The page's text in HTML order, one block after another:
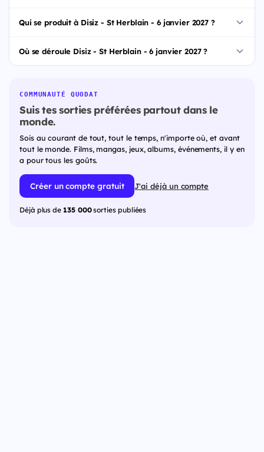
Qui se produit à Disiz - St Herblain - 6 janvier 2027 ?
Où se déroule Disiz - St Herblain - 6 janvier 2027 ?
COMMUNAUTÉ QUODAT
Suis tes sorties préférées partout dans le
monde.
Sois au courant de tout, tout le temps, n'importe où, et avant
tout le monde. Films, mangas, jeux, albums, événements, il y en
a pour tous les goûts.
Créer un compte gratuit J'ai déjà un compte
Déjà plus de 135 000sorties publiées